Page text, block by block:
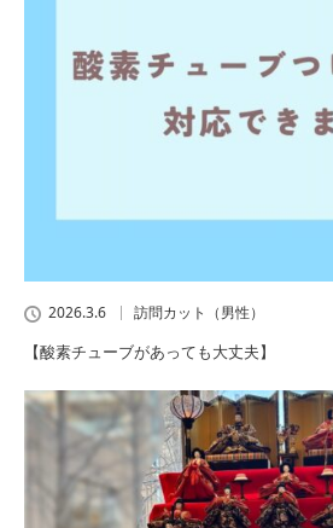
2026.3.6 訪問カット（男性）
【酸素チューブがあっても大丈夫】